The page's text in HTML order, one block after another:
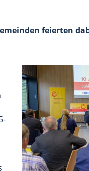
feierten